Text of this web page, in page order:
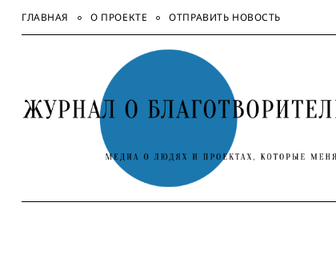
SkipГЛАВНАЯ О ПРОЕКТЕ ОТПРАВИТЬ НОВОСТЬ